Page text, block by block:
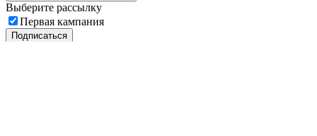
Выберите рассылку
Первая кампания
Подписаться